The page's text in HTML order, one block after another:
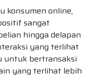
konsumen online,
sangat
hingga delapan
yang terlihat
untuk bertransaksi
yang terlihat lebih